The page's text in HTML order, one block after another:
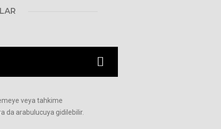
veya tahkime
da arabulucuya gidilebilir.